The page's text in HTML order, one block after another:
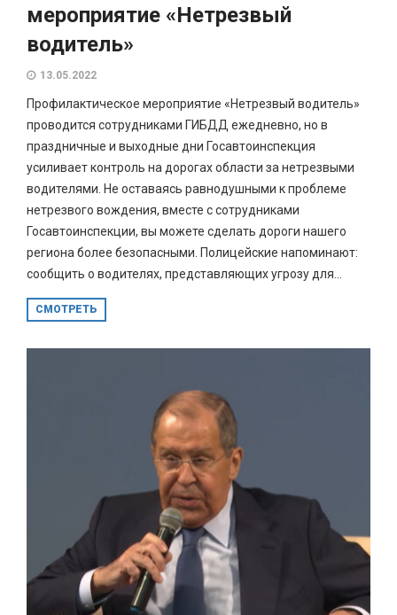
мероприятие «Нетрезвый
водитель»
13.05.2022
Профилактическое мероприятие «Нетрезвый водитель»
проводится сотрудниками ГИБДД ежедневно, но в
праздничные и выходные дни Госавтоинспекция
усиливает контроль на дорогах области за нетрезвыми
водителями. Не оставаясь равнодушными к проблеме
нетрезвого вождения, вместе с сотрудниками
Госавтоинспекции, вы можете сделать дороги нашего
региона более безопасными. Полицейские напоминают:
сообщить о водителях, представляющих угрозу для...
СМОТРЕТЬ